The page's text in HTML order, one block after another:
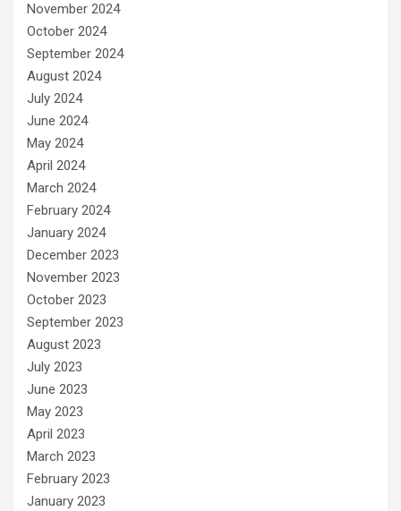
November 2024
October 2024
September 2024
August 2024
July 2024
June 2024
May 2024
April 2024
March 2024
February 2024
January 2024
December 2023
November 2023
October 2023
September 2023
August 2023
July 2023
June 2023
May 2023
April 2023
March 2023
February 2023
January 2023